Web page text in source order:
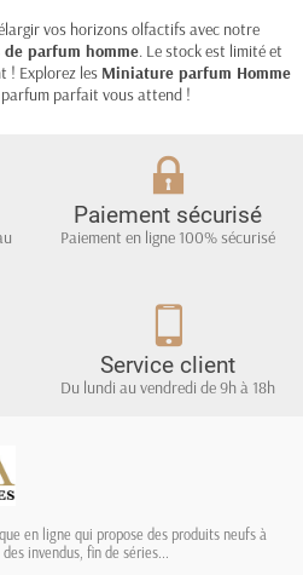
vos horizons olfactifs avec notre
parfum homme. Le stock est limité et
! Explorez les Miniature parfum Homme
parfait vous attend !
Paiement sécurisé
Paiement en ligne 100% sécurisé
Service client
Du lundi au vendredi de 9h à 18h
en ligne qui propose des produits neufs à
invendus, fin de séries...